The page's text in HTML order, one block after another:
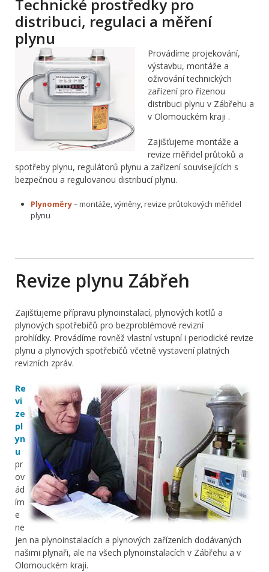
Technické prostředky pro
distribuci, regulaci a měření
plynu
Provádíme projekování,
výstavbu, montáže a
oživování technických
zařízení pro řízenou
distribuci plynu v Zábřehu a
v Olomouckém kraji .
Zajišťujeme montáže a
revize měřidel průtoků a
spotřeby plynu, regulátorů plynu a zařízení souvisejících s
bezpečnou a regulovanou distribucí plynu.
Plynoměry– montáže, výměny, revize průtokových měřidel
plynu
Revize plynu Zábřeh
Zajišťujeme přípravu plynoinstalací, plynových kotlů a
plynových spotřebičů pro bezproblémové revizní
prohlídky. Provádíme rovněž vlastní vstupní i periodické revize
plynu a plynových spotřebičů včetně vystavení platných
revizních zpráv.
Re
vi
ze
pl
yn
u
pr
ov
ád
ím
e
ne
jen na plynoinstalacích a plynových zařízeních dodávaných
našimi plynaři, ale na všech plynoinstalacích v Zábřehu a v
Olomouckém kraji.